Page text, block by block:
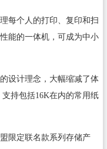
个人的打印、复印和扫
能的一体机，可成为中小
计理念，大幅缩减了体
持包括16K在内的常用纸
限定联名款系列存储产